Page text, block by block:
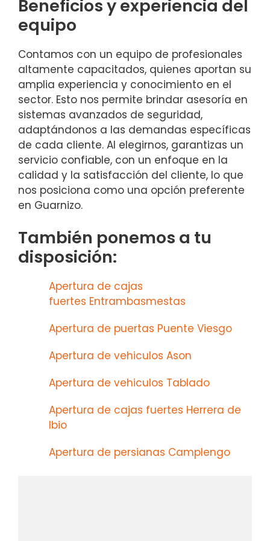
Beneficios y experiencia del
equipo
Contamos con un equipo de profesionales
altamente capacitados, quienes aportan su
amplia experiencia y conocimiento en el
sector. Esto nos permite brindar asesoría en
sistemas avanzados de seguridad,
adaptándonos a las demandas específicas
de cada cliente. Al elegirnos, garantizas un
servicio confiable, con un enfoque en la
calidad y la satisfacción del cliente, lo que
nos posiciona como una opción preferente
en Guarnizo.
También ponemos a tu
disposición:
Apertura de cajas
fuertes Entrambasmestas
Apertura de puertas Puente Viesgo
Apertura de vehiculos Ason
Apertura de vehiculos Tablado
Apertura de cajas fuertes Herrera de
Ibio
Apertura de persianas Camplengo